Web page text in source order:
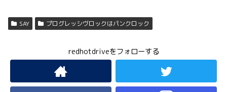
SAY プログレッシヴロックはパンクロック
redhotdriveをフォローする